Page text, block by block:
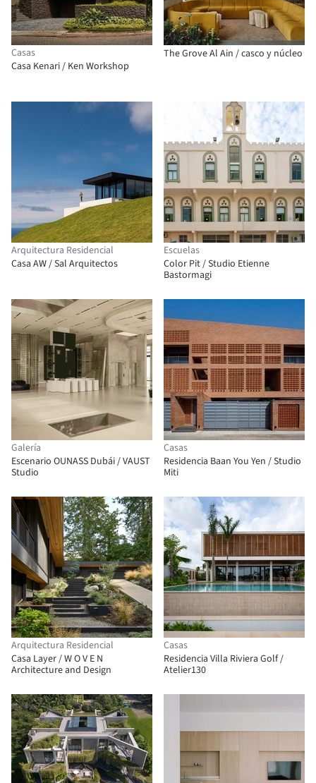
Casas
Casa Kenari / Ken Workshop
The Grove Al Ain / casco y núcleo
Arquitectura Residencial
Casa AW / Sal Arquitectos
Escuelas
Color Pit / Studio Etienne
Bastormagi
Galería
Escenario OUNASS Dubái / VAUST
Studio
Casas
Residencia Baan You Yen / Studio
Miti
Arquitectura Residencial
Casa Layer / W O V E N
Architecture and Design
Casas
Residencia Villa Riviera Golf /
Atelier130